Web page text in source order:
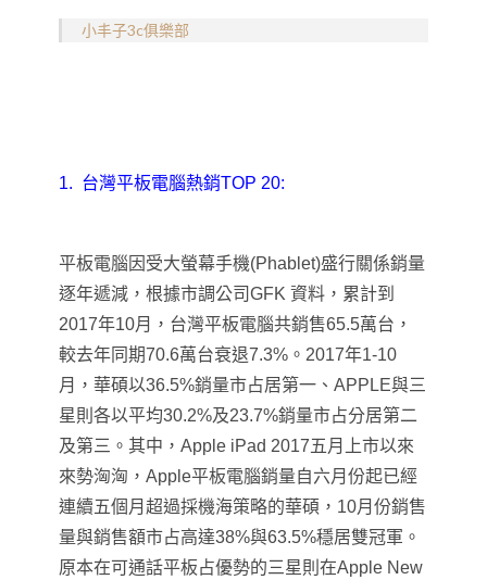
小丰子3c俱樂部
1. 台灣平板電腦熱銷TOP 20:
平板電腦因受大螢幕手機(Phablet)盛行關係銷量
逐年遞減，根據市調公司GFK 資料，累計到
2017年10月，台灣平板電腦共銷售65.5萬台，
較去年同期70.6萬台衰退7.3%。2017年1-10
月，華碩以36.5%銷量市占居第一、APPLE與三
星則各以平均30.2%及23.7%銷量市占分居第二
及第三。其中，Apple iPad 2017五月上市以來
來勢洶洶，Apple平板電腦銷量自六月份起已經
連續五個月超過採機海策略的華碩，10月份銷售
量與銷售額市占高達38%與63.5%穩居雙冠軍。
原本在可通話平板占優勢的三星則在Apple New